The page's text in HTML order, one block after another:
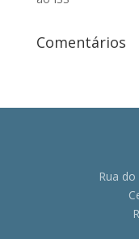
Comentários
Rua